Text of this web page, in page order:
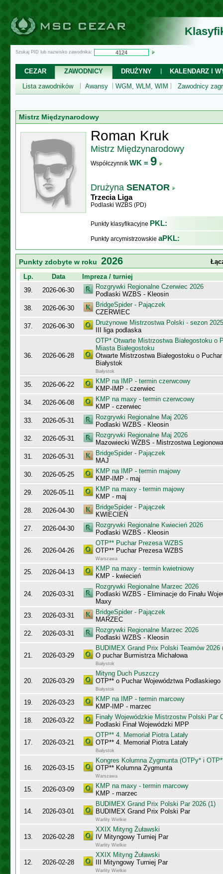
Szukaj PID lub nazwisko zawodnika:
CEZAR ZAWODNICY DRUŻYNY
KALENDARZ I
Lista zawodników
Awansy WGM, WLM, WIM Zawodnicy
Mistrz Międzynarodowy
Roman Kruk
Mistrz Międzynarodowy
Współczynnik WK = 9
Drużyna SENATOR
Trzecia Liga
Podlaski WZBS (PD)
Punkty klasyfikacyjne PKL:
Punkty arcymistrzowskie aPKL:
Punkty zdobyte w roku 2026
Lp.
Data
Impreza / turniej
39.
2026-06-30
Rozgrywki Regionalne Czerwiec 2026
Podlaski WZBS - Kleosin
38.
2026-06-30
BridgeSpider - Pajączek
CZERWIEC
37.
2026-06-30
Drużynowe Mistrzostwa Polski - sezon
III liga podlaska
36. 2026-06-28
OTP* Otwarte Mistrzostwa Białegostoku o
Miasta Białegostoku
Otwarte Mistrzostwa Białegostoku o
Białystok
Białystok
35. 2026-06-22
KMP na IMP - termin czerwcowy
KMP-IMP - czerwiec
34.
2026-06-08
KMP na maxy - termin czerwcowy
KMP - czerwiec
33.
2026-05-31
Rozgrywki Regionalne Maj 2026
Podlaski WZBS - Kleosin
32.
2026-05-31
Rozgrywki Regionalne Maj 2026
Mazowiecki WZBS - Mistrzostwa Legionowa
31.
2026-05-31
BridgeSpider - Pajączek
MAJ
30.
2026-05-25
KMP na IMP - termin majowy
KMP-IMP - maj
29.
2026-05-11
KMP na maxy - termin majowy
KMP - maj
28.
2026-04-30
BridgeSpider - Pajączek
KWIECIEŃ
27.
2026-04-30
Rozgrywki Regionalne Kwiecień 2026
Podlaski WZBS - Kleosin
26. 2026-04-26
OTP** Puchar Prezesa WZBS
OTP** Puchar Prezesa WZBS
Warszawa
25. 2026-04-13
KMP na maxy - termin kwietniowy
KMP - kwiecień
24. 2026-03-31
Rozgrywki Regionalne Marzec 2026
Podlaski WZBS - Eliminacje do Finału
Maxy
23.
2026-03-31
BridgeSpider - Pajączek
MARZEC
22.
2026-03-31
Rozgrywki Regionalne Marzec 2026
Podlaski WZBS - Kleosin
21. 2026-03-29
BUDIMEX Grand Prix Polski Teamów 2026
O puchar Burmistrza Michałowa
Białystok
20. 2026-03-29
Mityng Duch Puszczy
OTP** o Puchar Województwa Podlaskiego
Białystok
19. 2026-03-23
KMP na IMP - termin marcowy
KMP-IMP - marzec
18.
2026-03-22
Finały Wojewódzkie Mistrzostw Polski Par
Podlaski Finał Wojewódzki MPP
17. 2026-03-21
OTP** 4. Memoriał Piotra Latały
OTP** 4. Memoriał Piotra Latały
Białystok
16. 2026-03-15
Kongres Kolumna Zygmunta (OTPy* i
OTP** Kolumna Zygmunta
Warszawa
15. 2026-03-09
KMP na maxy - termin marcowy
KMP - marzec
14. 2026-03-01
BUDIMEX Grand Prix Polski Par 2026 (1)
BUDIMEX Grand Prix Polski Par
Warlity Wielkie
13. 2026-02-28
XXIX Mityng Żuławski
IV Mityngowy Turniej Par
Warlity Wielkie
12. 2026-02-28
XXIX Mityng Żuławski
III Mityngowy Turniej Par
Warlity Wielkie